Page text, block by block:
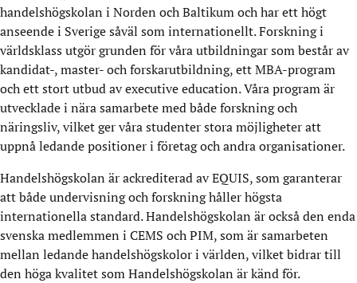
handelshögskolan i Norden och Baltikum och har ett högt
anseende i Sverige såväl som internationellt. Forskning i
världsklass utgör grunden för våra utbildningar som består av
kandidat-, master- och forskarutbildning, ett MBA-program
och ett stort utbud av executive education. Våra program är
utvecklade i nära samarbete med både forskning och
näringsliv, vilket ger våra studenter stora möjligheter att
uppnå ledande positioner i företag och andra organisationer.
Handelshögskolan är ackrediterad av EQUIS, som garanterar
att både undervisning och forskning håller högsta
internationella standard. Handelshögskolan är också den enda
svenska medlemmen i CEMS och PIM, som är samarbeten
mellan ledande handelshögskolor i världen, vilket bidrar till
den höga kvalitet som Handelshögskolan är känd för.